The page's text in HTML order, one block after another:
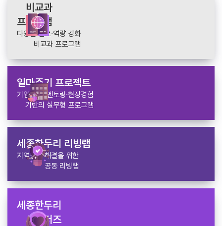
비교과
프로그램
다양한 진로·역량 강화
비교과 프로그램
일마주기 프로젝트
기업 연계 멘토링·현장경험
기반의 실무형 프로그램
세종한두리 리빙랩
지역문제 해결을 위한
공동 리빙랩
세종한두리
서포터즈